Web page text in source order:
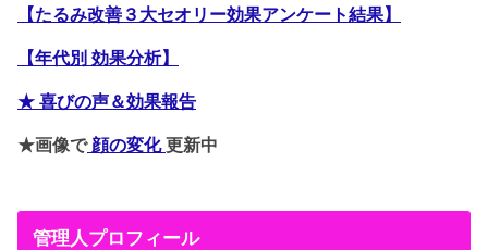
【たるみ改善３大セオリー効果アンケート結果】
【年代別 効果分析】
★ 喜びの声＆効果報告
★画像で顔の変化更新中
管理人プロフィール